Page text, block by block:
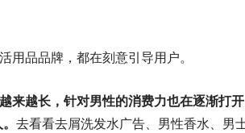
用品品牌，都在刻意引导用户。
来越长，针对男性的消费力也在逐渐打开
去看看去屑洗发水广告、男性香水、男